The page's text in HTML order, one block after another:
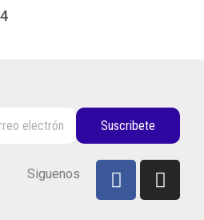
Suscribete
Siguenos